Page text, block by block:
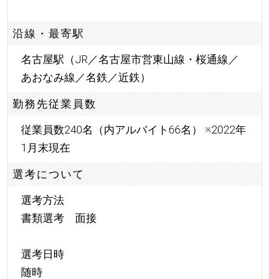
沿線・最寄駅
名古屋駅（JR／名古屋市営東山線・桜通線／
あおなみ線／名鉄／近鉄）
勤務先従業員数
従業員数240名（内アルバイト66名） ※2022年
1月末現在
選考について
選考方法
書類選考 面接
選考日時
随時